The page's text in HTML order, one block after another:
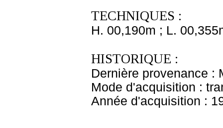
TECHNIQUES :
H. 00,190m ; L.
HISTORIQUE :
Dernière provenance :
Mode d'acquisition :
Année d'acquisition :